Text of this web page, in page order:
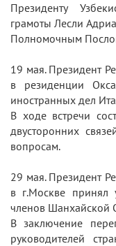
Президенту
грамоты Лесли
Полномочным
19 мая. Президент
в резиденции
иностранных дел
В ходе встречи
двусторонних
вопросам.
29 мая. Президент
в г.Москве принял
членов Шанхайской
В заключение
руководителей